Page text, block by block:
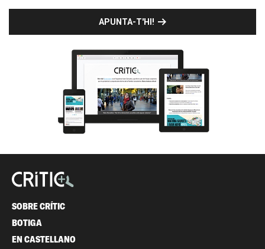
APUNTA-T'HI!
SOBRE CRÍTIC
BOTIGA
EN CASTELLANO